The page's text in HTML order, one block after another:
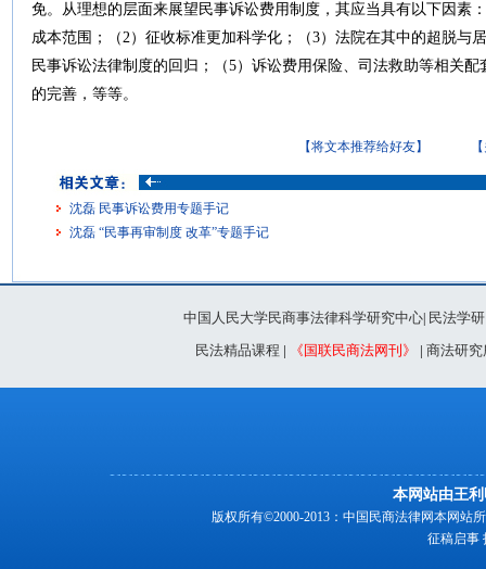
免。从理想的层面来展望民事诉讼费用制度，其应当具有以下因素
成本范围；（2）征收标准更加科学化；（3）法院在其中的超脱与
民事诉讼法律制度的回归；（5）诉讼费用保险、司法救助等相关
的完善，等等。
【将文本推荐给好友】
沈磊 民事诉讼费用专题手记
沈磊 “民事再审制度 改革”专题手记
中国人民大学民商事法律科学研究中心| 民法学
民法精品课程 | 《国联民商法网刊》 | 商法研究
本网站由王
版权所有©2000-2013：中国民商法律网本网站
征稿启事